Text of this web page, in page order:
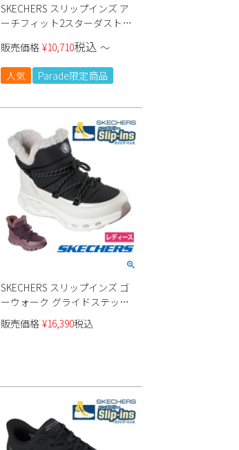
SKECHERS スリップインズ ア
ーチフィット2スターダスト
販売価格 ¥10,710税込 〜
人気 Parade限定商品
SKECHERS スリップインズ ゴ
ーウォーク グライドステップ
2.0 ブート - ジェイド 撥水
144882 レディース
販売価格 ¥16,390税込